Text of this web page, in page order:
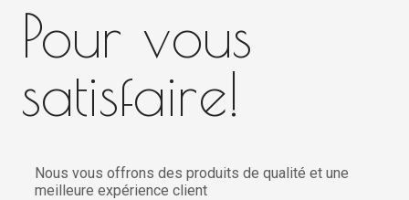
Pour vous
satisfaire!
Nous vous offrons des produits de qualité et une
meilleure expérience client